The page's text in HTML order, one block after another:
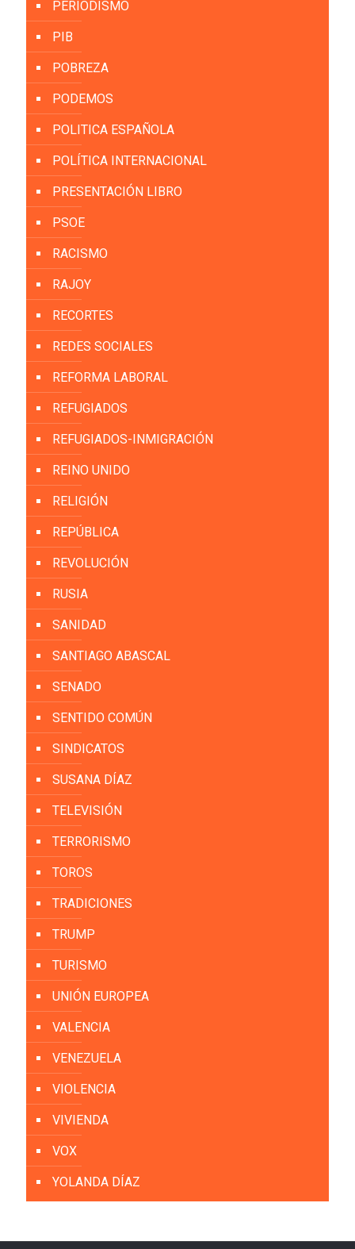
PERIODISMO
PIB
POBREZA
PODEMOS
POLITICA ESPAÑOLA
POLÍTICA INTERNACIONAL
PRESENTACIÓN LIBRO
PSOE
RACISMO
RAJOY
RECORTES
REDES SOCIALES
REFORMA LABORAL
REFUGIADOS
REFUGIADOS-INMIGRACIÓN
REINO UNIDO
RELIGIÓN
REPÚBLICA
REVOLUCIÓN
RUSIA
SANIDAD
SANTIAGO ABASCAL
SENADO
SENTIDO COMÚN
SINDICATOS
SUSANA DÍAZ
TELEVISIÓN
TERRORISMO
TOROS
TRADICIONES
TRUMP
TURISMO
UNIÓN EUROPEA
VALENCIA
VENEZUELA
VIOLENCIA
VIVIENDA
VOX
YOLANDA DÍAZ